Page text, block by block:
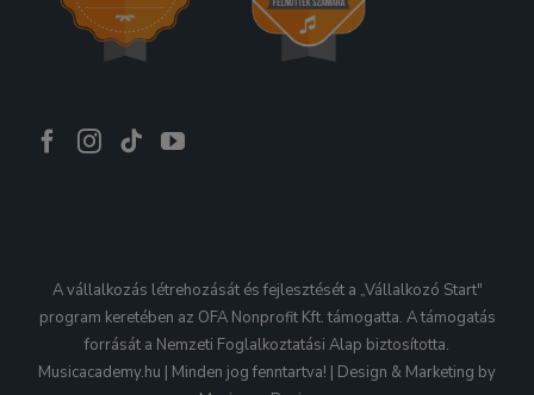
A vállalkozás létrehozását és fejlesztését a „Vállalkozó Start"
program keretében az OFA Nonprofit Kft. támogatta. A támogatás
forrását a Nemzeti Foglalkoztatási Alap biztosította.
Musicacademy.hu | Minden jog fenntartva! | Design & Marketing by